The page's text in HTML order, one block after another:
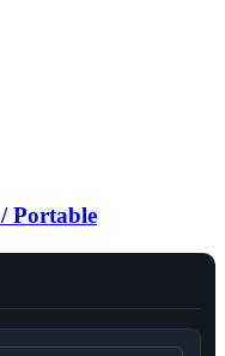
Portable